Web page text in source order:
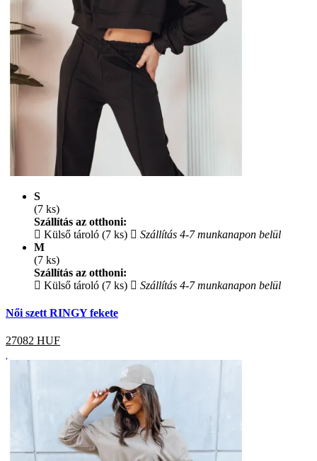
S
(7 ks)
Szállítás az otthoni:
Külső tároló (7 ks)
Szállítás 4-7 munkanapon belül
M
(7 ks)
Szállítás az otthoni:
Külső tároló (7 ks)
Szállítás 4-7 munkanapon belül
Női szett RINGY fekete
27082 HUF